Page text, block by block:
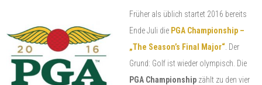
Früher als üblich startet 2016 bereits
Ende Juli die PGA Championship –
„The Season’s Final Major“ . Der
Grund: Golf ist wieder olympisch. Die
PGA Championship zählt zu den vier